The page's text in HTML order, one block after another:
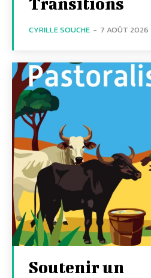
CYRILLE SOUCHE - 7 AOÛT 2026
Soutenir un